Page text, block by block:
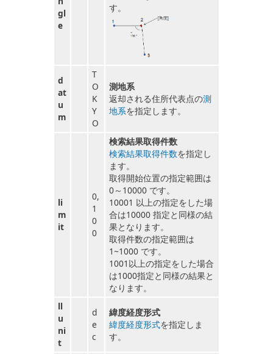
gl
e
す。
d
at
u
m
T
O
K
Y
O
測地系
返却される住所代表点の測
地系を指定します。
li
m
it
0,
1
0
0
検索結果取得件数
検索結果取得件数を指定し
ます。
取得開始位置の指定範囲は
0～10000 です。
10001 以上の指定をした場
合は10000 指定と同様の結
果となります。
取得件数の指定範囲は
1~1000 です。
1001以上の指定をした場合
は1000指定と同様の結果と
なります。
ll
u
ni
t
d
e
c
緯度経度形式
緯度経度形式を指定しま
す。